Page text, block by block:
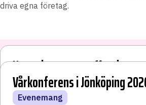
driva egna företag.
LÄS VIDARE
Egen men inte ensam
Starta eget med oss
Nya a-kassan straffar de
eget
Blogginlägg
Vårkonferens i Jönköping
Evenemang